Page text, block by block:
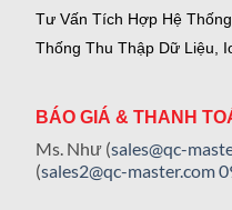
Tư Vấn Tích Hợp Hệ
Thống Thu Thập Dữ Liệu,
BÁO GIÁ & THANH
Ms. Như (sales@qc-
(sales2@qc-master.com